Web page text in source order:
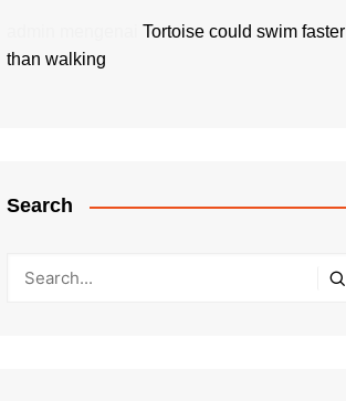
Tortoise could swim faster
than walking
Search